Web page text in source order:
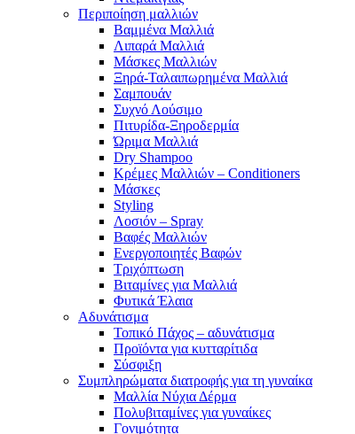
Περιποίηση μαλλιών
Βαμμένα Μαλλιά
Λιπαρά Μαλλιά
Μάσκες Μαλλιών
Ξηρά-Ταλαιπωρημένα Μαλλιά
Σαμπουάν
Συχνό Λούσιμο
Πιτυρίδα-Ξηροδερμία
Ώριμα Μαλλιά
Dry Shampoo
Κρέμες Μαλλιών – Conditioners
Μάσκες
Styling
Λοσιόν – Spray
Βαφές Μαλλιών
Ενεργοποιητές Βαφών
Τριχόπτωση
Βιταμίνες για Μαλλιά
Φυτικά Έλαια
Αδυνάτισμα
Τοπικό Πάχος – αδυνάτισμα
Προϊόντα για κυτταρίτιδα
Σύσφιξη
Συμπληρώματα διατροφής για τη γυναίκα
Μαλλία Νύχια Δέρμα
Πολυβιταμίνες για γυναίκες
Γονιμότητα